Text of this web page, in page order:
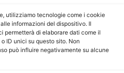
utilizziamo tecnologie come i cookie
informazioni del dispositivo. Il
permetterà di elaborare dati come il
ID unici su questo sito. Non
può influire negativamente su alcune
Maurizio Scaglione
Maria Calabrese